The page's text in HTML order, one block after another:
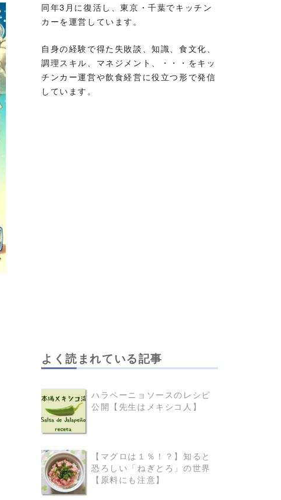
同年3月に復活し、東京・千葉でキッチン
カーを運営しています。
自身の経験で得た失敗談、知識、食文化、
調理スキル、マネジメント、・・・をキッ
チンカー運営や飲食経営に役立つ形で発信
しています。
よく読まれている記事
READ MORE
ハラペーニョソースのレシピ
公開【先生はメキシコ人】
READ MORE
【マグロは１％！？】知ると
恐ろしい「ねぎとろ」の世界
【原料にも注意】